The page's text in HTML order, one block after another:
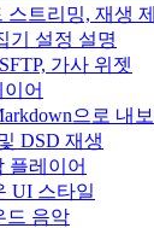
스트리밍, 재생
기 설정 설명
가사 위젯
어
으로 내보
DSD 재생
플레이어
UI 스타일
드 음악